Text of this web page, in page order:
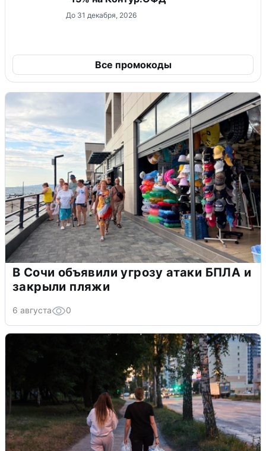
До 31 декабря, 2026
Все промокоды
В Сочи объявили угрозу атаки БПЛА и
закрыли пляжи
6 августа 0